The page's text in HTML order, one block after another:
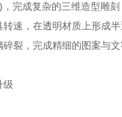
完成复杂的三维造型雕
速，在透明材质上形成
裂，完成精细的图案与文
级